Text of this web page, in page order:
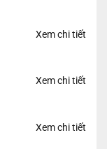
Xem chi tiết
Xem chi tiết
Xem chi tiết